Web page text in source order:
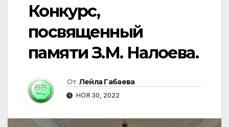
Конкурс,
посвященный
памяти З.М. Налоева.
От Лейла Габаева
НОЯ 30, 2022